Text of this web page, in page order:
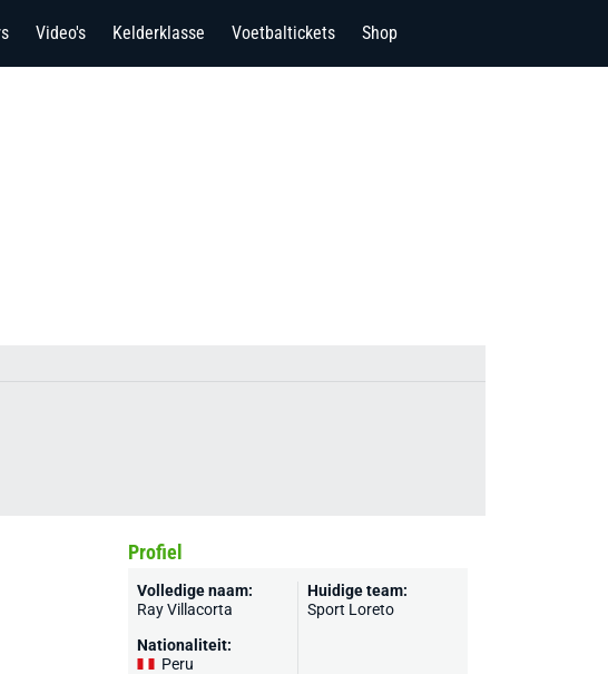
Video's Kelderklasse Voetbaltickets Shop
Profiel
Volledige naam:
Ray Villacorta
Nationaliteit:
Peru
Huidige team:
Sport Loreto